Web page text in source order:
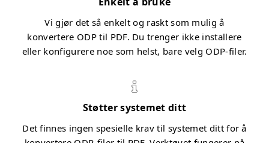
Vi gjør det så enkelt og raskt som mulig å
konvertere ODP til PDF. Du trenger ikke installere
eller konfigurere noe som helst, bare velg ODP-filer.
Støtter systemet ditt
Det finnes ingen spesielle krav til systemet ditt for å